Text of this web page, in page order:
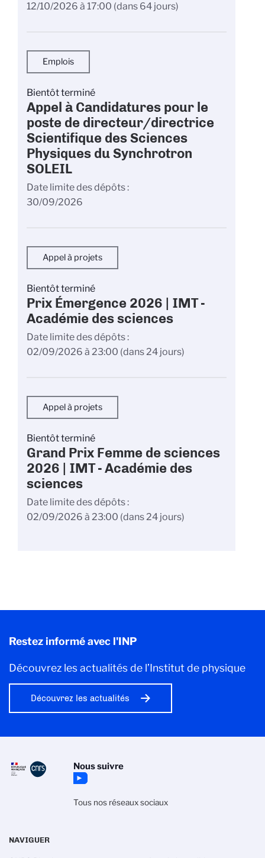
12/10/2026 à 17:00 (dans 64 jours)
Emplois
Bientôt terminé
Appel à Candidatures pour le
poste de directeur/directrice
Scientifique des Sciences
Physiques du Synchrotron
SOLEIL
Date limite des dépôts
30/09/2026
Appel à projets
Bientôt terminé
Prix Émergence 2026 | IMT -
Académie des sciences
Date limite des dépôts
02/09/2026 à 23:00 (dans 24 jours)
Appel à projets
Bientôt terminé
Grand Prix Femme de sciences
2026 | IMT - Académie des
sciences
Date limite des dépôts
02/09/2026 à 23:00 (dans 24 jours)
Restez informé avec l'INP
Découvrez les actualités de l’Institut de physique
Découvrez les actualités
Nous suivre
Tous nos réseaux sociaux
NAVIGUER